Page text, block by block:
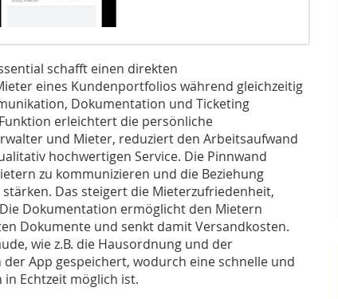
schafft einen direkten
eines Kundenportfolios während gleichzeitig
Dokumentation und Ticketing
erleichtert die persönliche
und Mieter, reduziert den Arbeitsaufwand
hochwertigen Service. Die Pinnwand
zu kommunizieren und die Beziehung
Das steigert die Mieterzufriedenheit,
Dokumentation ermöglicht den Mietern
Dokumente und senkt damit Versandkosten.
wie z.B. die Hausordnung und der
App gespeichert, wodurch eine schnelle und
Echtzeit möglich ist.